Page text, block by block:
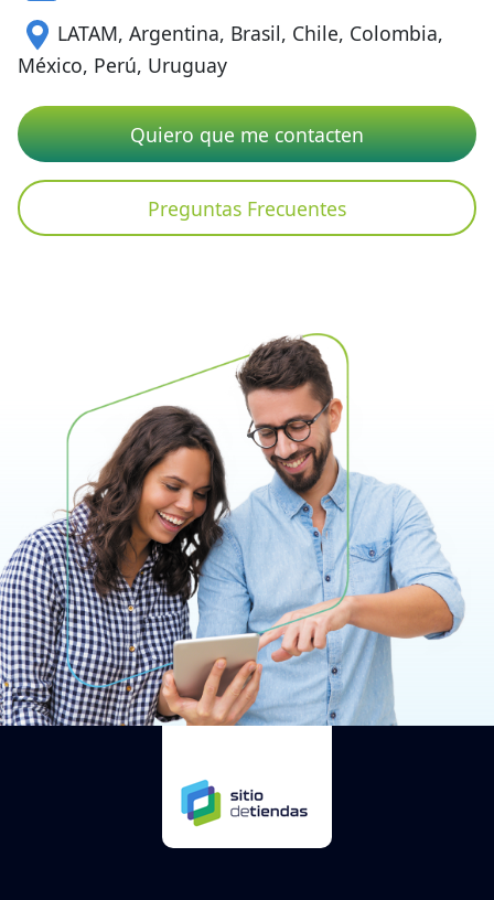
LATAM, Argentina, Brasil, Chile, Colombia,
México, Perú, Uruguay
Quiero que me contacten
Preguntas Frecuentes